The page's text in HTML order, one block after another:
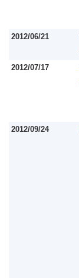
2012/06/21
2012/07/17
2012/09/24